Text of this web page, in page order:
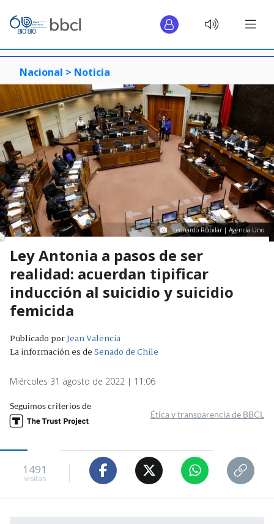
Nacional > Noticia
Leonardo Rubilar | Agencia Uno
Ley Antonia a pasos de ser
realidad: acuerdan tipificar
inducción al suicidio y suicidio
femicida
Publicado porJean Valencia
La información es deSenado de Chile
Miércoles 31 agosto de 2022 | 11:06
Seguimos criterios de
Ética y transparencia de BBCL
1491
visitas